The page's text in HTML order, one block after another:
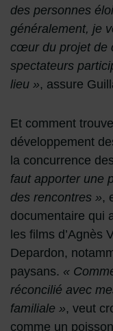
des personnes
généralement, je
cœur du projet de
spectateurs
lieu », assure
Et comment
développement
la concurrence
faut apporter une
des rencontres »,
documentaire qui
les films d’Agnès
Depardon,
paysans. «
réconcilié avec
familiale », veut
comme un